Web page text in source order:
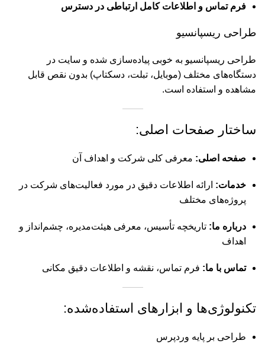
فرم تماس و اطلاعات کامل ارتباطی در دسترس
طراحی ریسپانسیو
طراحی ریسپانسیو به خوبی پیاده‌سازی شده و سایت در
دستگاه‌های مختلف (موبایل، تبلت، دسکتاپ) بدون نقص قابل
مشاهده و استفاده است.
ساختار صفحات اصلی:
صفحه اصلی: معرفی کلی شرکت و اهداف آن
خدمات: ارائه اطلاعات دقیق در مورد فعالیت‌های شرکت در
پروژه‌های مختلف
درباره ما: تاریخچه تأسیس، معرفی هیئت‌مدیره، چشم‌انداز و
اهداف
تماس با ما: فرم تماس، نقشه و اطلاعات دقیق مکانی
تکنولوژی‌ها و ابزارهای استفاده‌شده:
طراحی بر پایه وردپرس